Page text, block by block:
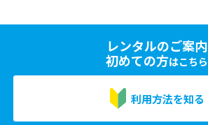
レンタルのご案内
初めての方はこちら
利用方法を知る